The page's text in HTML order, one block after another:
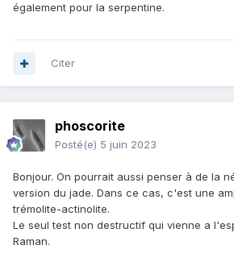
également pour la serpentine.
Citer
phoscorite
Posté(e) 5 juin 2023
Bonjour. On pourrait aussi penser à de la
version du jade. Dans ce cas, c'est une
trémolite-actinolite.
Le seul test non destructif qui vienne a
Raman.